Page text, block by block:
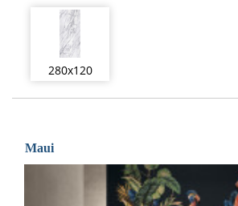
280x120
Maui